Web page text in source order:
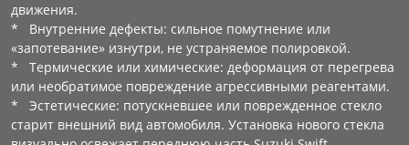
движения.
* Внутренние дефекты: сильное помутнение или
«запотевание» изнутри, не устраняемое полировкой.
* Термические или химические: деформация от перегрева
или необратимое повреждение агрессивными реагентами.
* Эстетические: потускневшее или поврежденное стекло
старит внешний вид автомобиля. Установка нового стекла